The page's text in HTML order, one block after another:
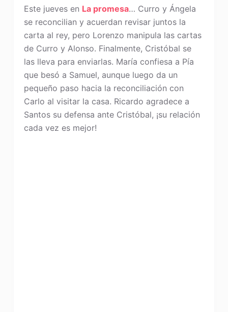
Este jueves en La promesa… Curro y Ángela
se reconcilian y acuerdan revisar juntos la
carta al rey, pero Lorenzo manipula las cartas
de Curro y Alonso. Finalmente, Cristóbal se
las lleva para enviarlas. María confiesa a Pía
que besó a Samuel, aunque luego da un
pequeño paso hacia la reconciliación con
Carlo al visitar la casa. Ricardo agradece a
Santos su defensa ante Cristóbal, ¡su relación
cada vez es mejor!